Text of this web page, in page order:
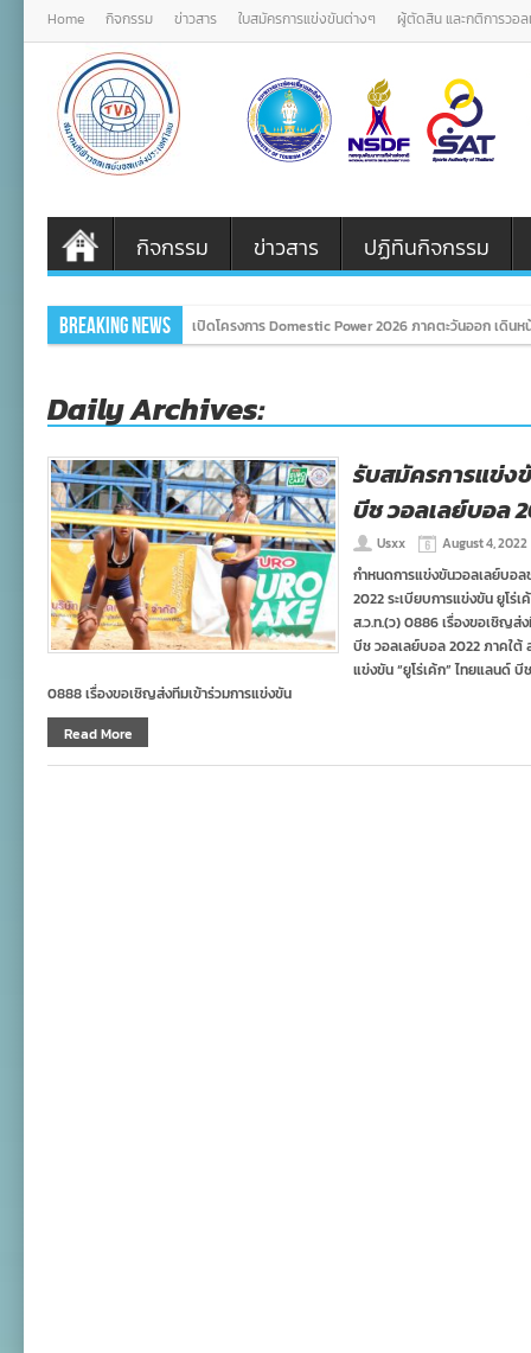
Home กิจกรรม ข่าวสาร ใบสมัครการแข่งขันต่างๆ ผู้ตัดสิน และกติการวอ
กิจกรรม ข่าวสาร ปฏิทินกิจกรรม
Breaking News เปิดโครงการ Domestic Power 2026 ภาคตะวันออก เดิน
Daily Archives:
รับสมัครการแข่ง
บีช วอลเลย์บอล
Usxx August 4, 2022
กำหนดการแข่งขันวอลเลย์บอล
2022 ระเบียบการแข่งขัน ยูโร่
ส.ว.ท.(ว) 0886 เรื่องขอเชิญส่
บีช วอลเลย์บอล 2022 ภาคใต้
แข่งขัน “ยูโร่เค้ก” ไทยแลนด์
0888 เรื่องขอเชิญส่งทีมเข้าร่วมการแข่งขัน
Read More